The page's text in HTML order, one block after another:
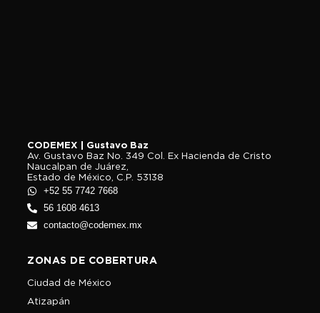
CODEMEX | Gustavo Baz
Av. Gustavo Baz No. 349 Col. Ex Hacienda de Cristo
Naucalpan de Juárez,
Estado de México, C.P. 53138
+52 55 7742 7668
56 1608 4613
contacto@codemex.mx
ZONAS DE COBERTURA
Ciudad de México
Atizapán